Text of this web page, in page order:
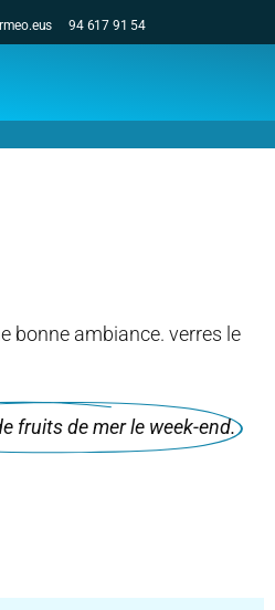
94 617 91 54
bonne ambiance. verres le
fruits de mer le week-end.